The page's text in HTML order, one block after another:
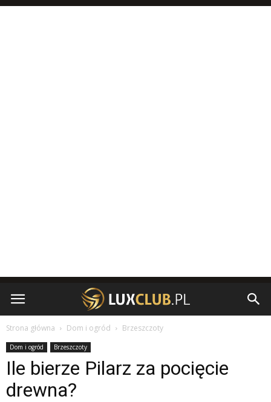
Strona główna Dom i ogród Brzeszczoty
Dom i ogród Brzeszczoty
Ile bierze Pilarz za pocięcie
drewna?